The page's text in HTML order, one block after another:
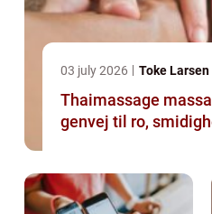
03 july 2026 Toke Larsen
Thaimassage
genvej til ro,